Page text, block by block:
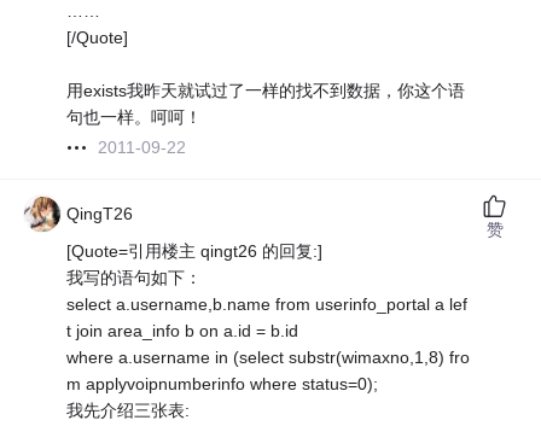
……
[/Quote]
用exists我昨天就试过了一样的找不到数据，你这个语
句也一样。呵呵！
2011-09-22
QingT26
[Quote=引用楼主 qingt26 的回复:]
我写的语句如下：
select a.username,b.name from userinfo_portal a lef
t join area_info b on a.id = b.id
where a.username in (select substr(wimaxno,1,8) fro
m applyvoipnumberinfo where status=0);
我先介绍三张表:
赞